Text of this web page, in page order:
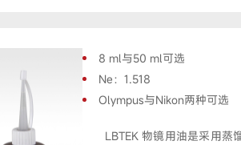
8 ml与50 ml可选
Ne：1.518
Olympus与Nikon两种可选
LBTEK 物镜用油是采用蒸